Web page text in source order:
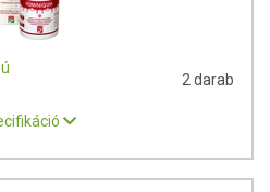
szinte valamennyi vegyülettel képesek
szervezetbe került toxikus anyagokat
sav-bázis egyensúlyát:
A „modern”
számos betegség okozója
Szervezetünk ezen folyamatok
2 darab